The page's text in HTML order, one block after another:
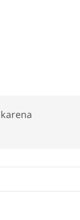
karena